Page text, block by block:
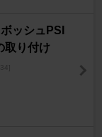
ッシュPSI
取り付け